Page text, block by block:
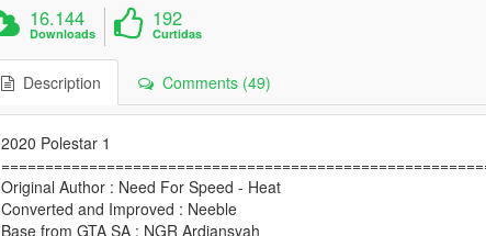
16.144
Downloads
192
Curtidas
Description Comments (49)
2020 Polestar 1
Original Author : Need For Speed - Heat
Converted and Improved : Neeble
Base from GTA SA : NGR Ardiansyah